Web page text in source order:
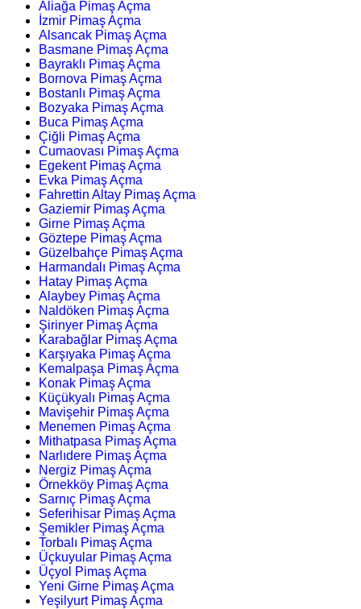
Aliağa Pimaş Açma
İzmir Pimaş Açma
Alsancak Pimaş Açma
Basmane Pimaş Açma
Bayraklı Pimaş Açma
Bornova Pimaş Açma
Bostanlı Pimaş Açma
Bozyaka Pimaş Açma
Buca Pimaş Açma
Çiğli Pimaş Açma
Cumaovası Pimaş Açma
Egekent Pimaş Açma
Evka Pimaş Açma
Fahrettin Altay Pimaş Açma
Gaziemir Pimaş Açma
Girne Pimaş Açma
Göztepe Pimaş Açma
Güzelbahçe Pimaş Açma
Harmandalı Pimaş Açma
Hatay Pimaş Açma
Alaybey Pimaş Açma
Naldöken Pimaş Açma
Şirinyer Pimaş Açma
Karabağlar Pimaş Açma
Karşıyaka Pimaş Açma
Kemalpaşa Pimaş Açma
Konak Pimaş Açma
Küçükyalı Pimaş Açma
Mavişehir Pimaş Açma
Menemen Pimaş Açma
Mithatpasa Pimaş Açma
Narlıdere Pimaş Açma
Nergiz Pimaş Açma
Örnekköy Pimaş Açma
Sarnıç Pimaş Açma
Seferihisar Pimaş Açma
Şemikler Pimaş Açma
Torbalı Pimaş Açma
Üçkuyular Pimaş Açma
Üçyol Pimaş Açma
Yeni Girne Pimaş Açma
Yeşilyurt Pimaş Açma